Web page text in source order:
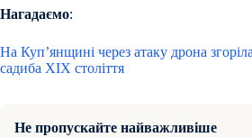
Нагадаємо:
На Куп’янщині через атаку дрона
садиба XIX століття
Не пропускайте найважливіше